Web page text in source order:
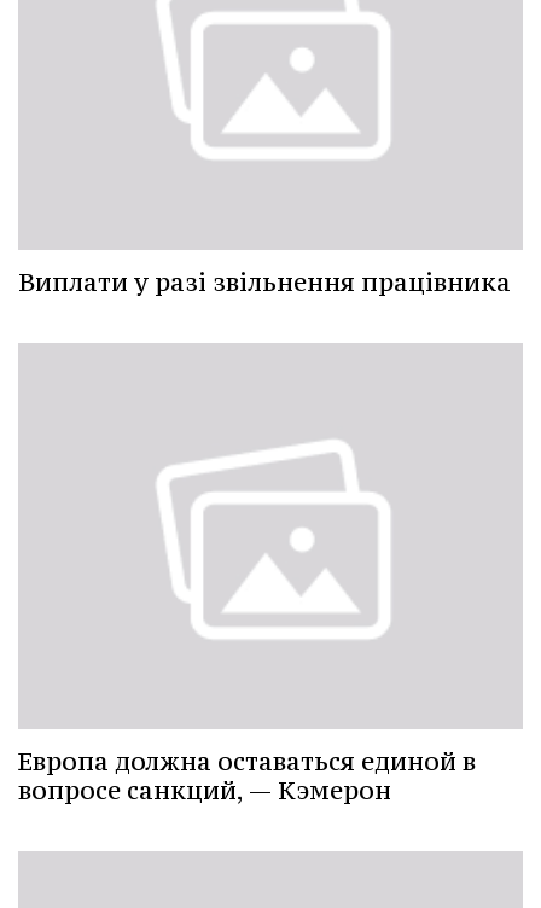
Виплати у разі звільнення працівника
Европа должна оставаться единой в
вопросе санкций, — Кэмерон